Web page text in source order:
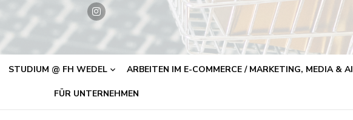
STUDIUM @ FH WEDEL ARBEITEN IM E-COMMERCE / MARKETING, MEDIA & AI
FÜR UNTERNEHMEN